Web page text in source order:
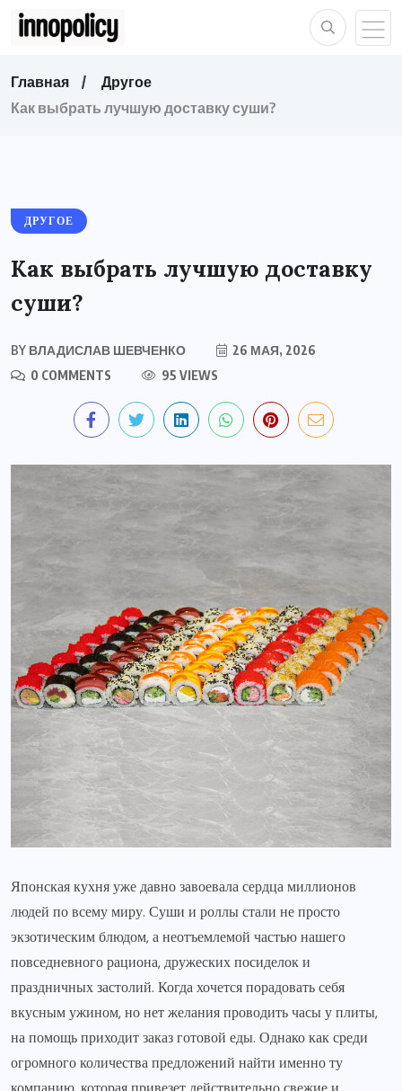
Главная
Другое
Как выбрать лучшую доставку суши?
ДРУГОЕ
Как выбрать лучшую доставку
суши?
BY ВЛАДИСЛАВ ШЕВЧЕНКО
26 МАЯ, 2026
0 COMMENTS
95 VIEWS
Японская кухня уже давно завоевала сердца миллионов
людей по всему миру. Суши и роллы стали не просто
экзотическим блюдом, а неотъемлемой частью нашего
повседневного рациона, дружеских посиделок и
праздничных застолий. Когда хочется порадовать себя
вкусным ужином, но нет желания проводить часы у плиты,
на помощь приходит заказ готовой еды. Однако как среди
огромного количества предложений найти именно ту